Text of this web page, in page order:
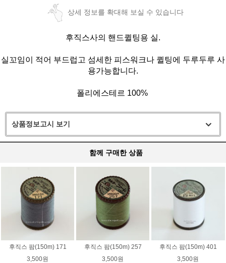
상세 정보를 확대해 보실 수 있습니다
후직스사의 핸드퀼팅용 실.
실꼬임이 적어 부드럽고 섬세한 피스워크나 퀼팅에 두루두루 사
용가능합니다.
폴리에스테르 100%
상품정보고시 보기
함께 구매한 상품
후직스 팜(150m) 171
3,500원
후직스 팜(150m) 257
3,500원
후직스 팜(150m) 401
3,500원